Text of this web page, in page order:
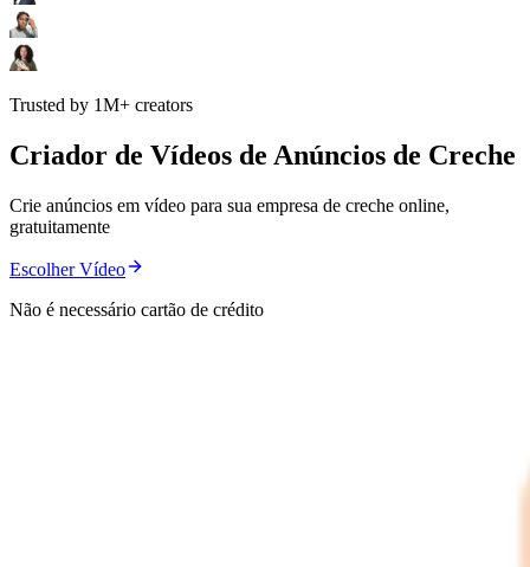
Trusted by 1M+ creators
Criador de Vídeos de Anúncios de Creche
Crie anúncios em vídeo para sua empresa de creche online,
gratuitamente
Escolher Vídeo
Não é necessário cartão de crédito